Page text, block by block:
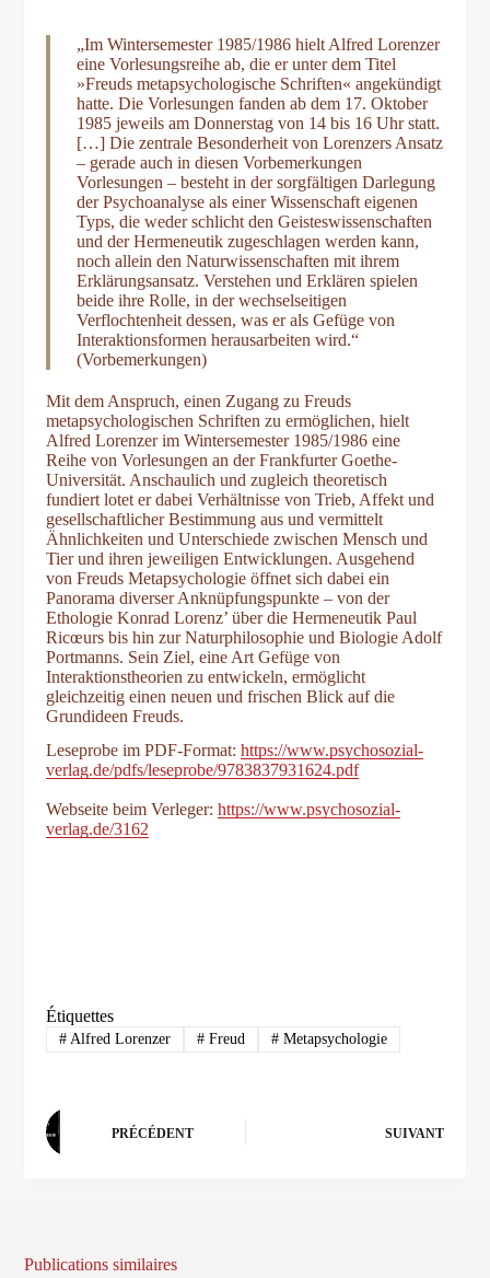
„Im Wintersemester 1985/1986 hielt Alfred Lorenzer
eine Vorlesungsreihe ab, die er unter dem Titel
»Freuds metapsychologische Schriften« angekündigt
hatte. Die Vorlesungen fanden ab dem 17. Oktober
1985 jeweils am Donnerstag von 14 bis 16 Uhr statt.
[…] Die zentrale Besonderheit von Lorenzers Ansatz
– gerade auch in diesen Vorbemerkungen
Vorlesungen – besteht in der sorgfältigen Darlegung
der Psychoanalyse als einer Wissenschaft eigenen
Typs, die weder schlicht den Geisteswissenschaften
und der Hermeneutik zugeschlagen werden kann,
noch allein den Naturwissenschaften mit ihrem
Erklärungsansatz. Verstehen und Erklären spielen
beide ihre Rolle, in der wechselseitigen
Verflochtenheit dessen, was er als Gefüge von
Interaktionsformen herausarbeiten wird.“
(Vorbemerkungen)
Mit dem Anspruch, einen Zugang zu Freuds
metapsychologischen Schriften zu ermöglichen, hielt
Alfred Lorenzer im Wintersemester 1985/1986 eine
Reihe von Vorlesungen an der Frankfurter Goethe-
Universität. Anschaulich und zugleich theoretisch
fundiert lotet er dabei Verhältnisse von Trieb, Affekt und
gesellschaftlicher Bestimmung aus und vermittelt
Ähnlichkeiten und Unterschiede zwischen Mensch und
Tier und ihren jeweiligen Entwicklungen. Ausgehend
von Freuds Metapsychologie öffnet sich dabei ein
Panorama diverser Anknüpfungspunkte – von der
Ethologie Konrad Lorenz’ über die Hermeneutik Paul
Ricœurs bis hin zur Naturphilosophie und Biologie Adolf
Portmanns. Sein Ziel, eine Art Gefüge von
Interaktionstheorien zu entwickeln, ermöglicht
gleichzeitig einen neuen und frischen Blick auf die
Grundideen Freuds.
Leseprobe im PDF-Format:https://www.psychosozial-
verlag.de/pdfs/leseprobe/9783837931624.pdf
Webseite beim Verleger:https://www.psychosozial-
verlag.de/3162
Étiquettes
# Alfred Lorenzer # Freud #Metapsychologie
PRÉCÉDENT SUIVANT
Publications similaires